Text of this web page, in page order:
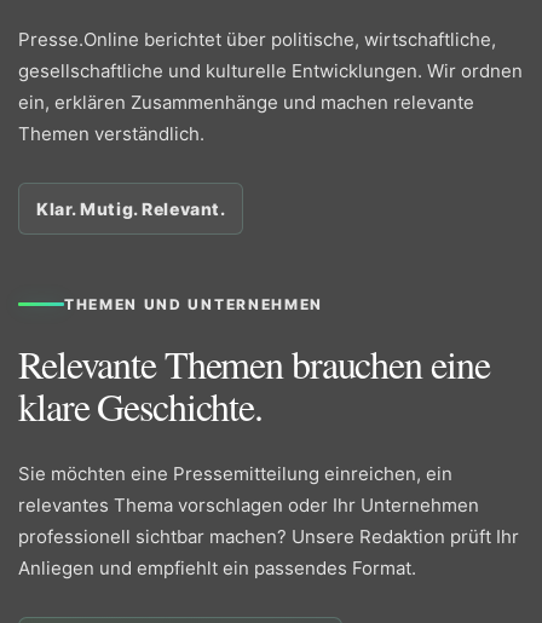
Presse.Online berichtet über politische, wirtschaftliche,
gesellschaftliche und kulturelle Entwicklungen. Wir ordnen
ein, erklären Zusammenhänge und machen relevante
Themen verständlich.
Klar. Mutig. Relevant.
THEMEN UND UNTERNEHMEN
Relevante Themen brauchen eine
klare Geschichte.
Sie möchten eine Pressemitteilung einreichen, ein
relevantes Thema vorschlagen oder Ihr Unternehmen
professionell sichtbar machen? Unsere Redaktion prüft Ihr
Anliegen und empfiehlt ein passendes Format.